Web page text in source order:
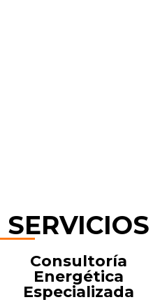
SERVICIOS
Consultoría
Energética
Especializada